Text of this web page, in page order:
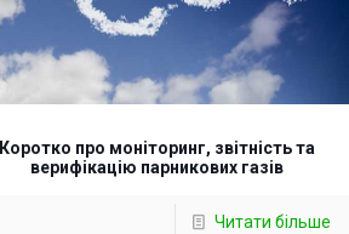
Коротко про моніторинг, звітність та
верифікацію парникових газів
Читати більше